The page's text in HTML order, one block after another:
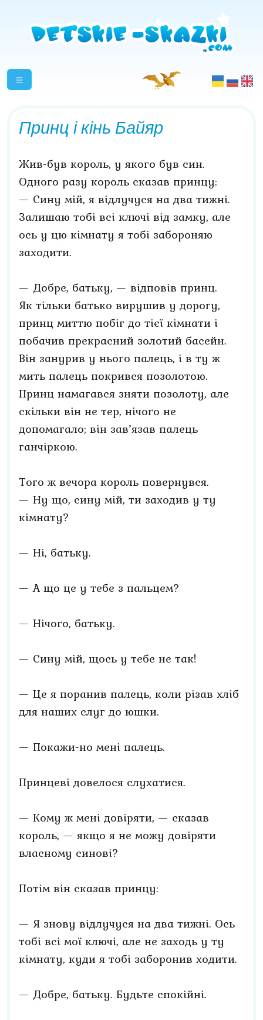
Принц і кінь Байяр
Жив-був король, у якого був син.
Одного разу король сказав принцу:
— Сину мій, я відлучуся на два тижні.
Залишаю тобі всі ключі від замку, але
ось у цю кімнату я тобі забороняю
заходити.
— Добре, батьку, — відповів принц.
Як тільки батько вирушив у дорогу,
принц миттю побіг до тієї кімнати і
побачив прекрасний золотий басейн.
Він занурив у нього палець, і в ту ж
мить палець покрився позолотою.
Принц намагався зняти позолоту, але
скільки він не тер, нічого не
допомагало; він зав’язав палець
ганчіркою.
Того ж вечора король повернувся.
— Ну що, сину мій, ти заходив у ту
кімнату?
— Ні, батьку.
— А що це у тебе з пальцем?
— Нічого, батьку.
— Сину мій, щось у тебе не так!
— Це я поранив палець, коли різав хліб
для наших слуг до юшки.
— Покажи-но мені палець.
Принцеві довелося слухатися.
— Кому ж мені довіряти, — сказав
король, — якщо я не можу довіряти
власному синові?
Потім він сказав принцу:
— Я знову відлучуся на два тижні. Ось
тобі всі мої ключі, але не заходь у ту
кімнату, куди я тобі заборонив ходити.
— Добре, батьку. Будьте спокійні.